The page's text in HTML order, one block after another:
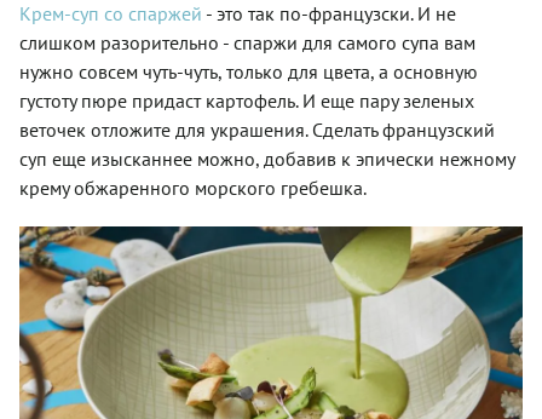
Крем-суп со спаржей - это так по-французски. И не
слишком разорительно - спаржи для самого супа вам
нужно совсем чуть-чуть, только для цвета, а основную
густоту пюре придаст картофель. И еще пару зеленых
веточек отложите для украшения. Сделать французский
суп еще изысканнее можно, добавив к эпически нежному
крему обжаренного морского гребешка.